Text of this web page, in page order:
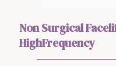
Non Surgical
HighFrequency